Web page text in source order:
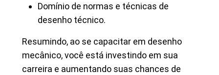
Domínio de normas e técnicas de
desenho técnico.
Resumindo, ao se capacitar em desenho
mecânico, você está investindo em sua
carreira e aumentando suas chances de